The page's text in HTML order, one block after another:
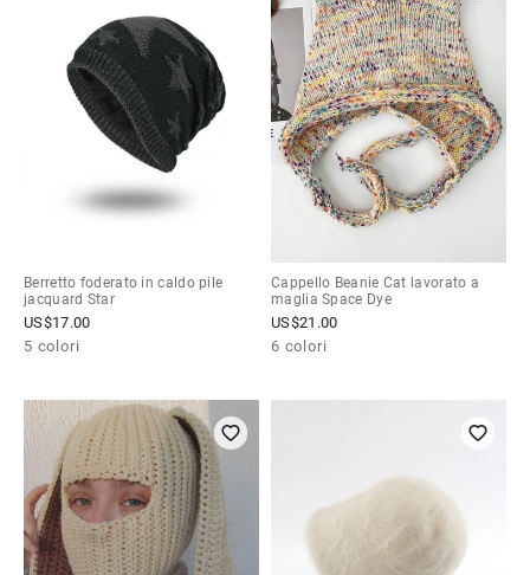
Berretto foderato in caldo pile
jacquard Star
US$17.00
5 colori
Cappello Beanie Cat lavorato a
maglia Space Dye
US$21.00
6 colori